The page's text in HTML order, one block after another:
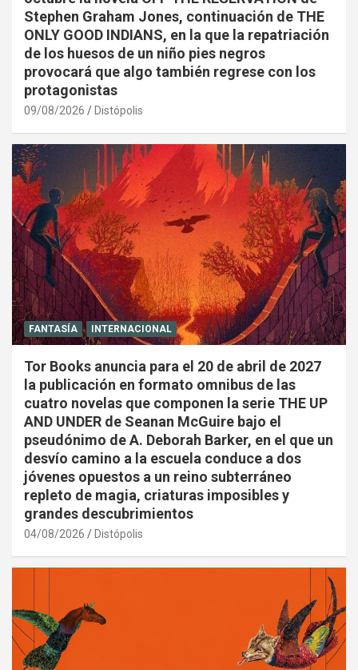
Stephen Graham Jones, continuación de THE
ONLY GOOD INDIANS, en la que la repatriación
de los huesos de un niño pies negros
provocará que algo también regrese con los
protagonistas
09/08/2026 Distópolis
FANTASÍA INTERNACIONAL
Tor Books anuncia para el 20 de abril de 2027
la publicación en formato omnibus de las
cuatro novelas que componen la serie THE UP
AND UNDER de Seanan McGuire bajo el
pseudónimo de A. Deborah Barker, en el que un
desvío camino a la escuela conduce a dos
jóvenes opuestos a un reino subterráneo
repleto de magia, criaturas imposibles y
grandes descubrimientos
04/08/2026 Distópolis